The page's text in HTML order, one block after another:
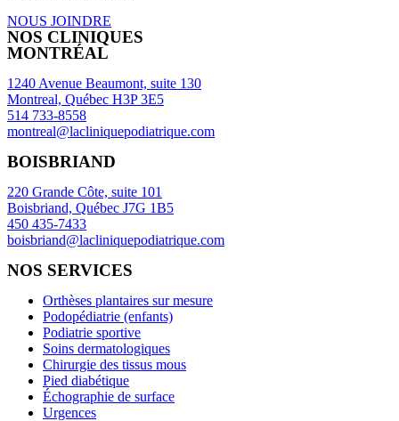
NOUS JOINDRE
NOS CLINIQUES
MONTRÉAL
1240 Avenue Beaumont, suite 130
Montreal, Québec H3P 3E5
514 733-8558
montreal@lacliniquepodiatrique.com
BOISBRIAND
220 Grande Côte, suite 101
Boisbriand, Québec J7G 1B5
450 435-7433
boisbriand@lacliniquepodiatrique.com
NOS SERVICES
Orthèses plantaires sur mesure
Podopédiatrie (enfants)
Podiatrie sportive
Soins dermatologiques
Chirurgie des tissus mous
Pied diabétique
Échographie de surface
Urgences